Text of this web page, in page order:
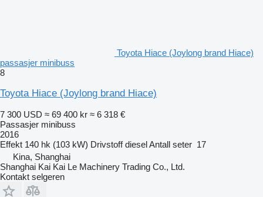
Toyota Hiace (Joylong brand Hiace)
passasjer minibuss
8
Toyota Hiace (Joylong brand Hiace)
7 300 USD ≈ 69 400 kr ≈ 6 318 €
Passasjer minibuss
2016
Effekt 140 hk (103 kW) Drivstoff dieselAntall seter 17
Kina, Shanghai
Shanghai Kai Kai Le Machinery Trading Co., Ltd.
Kontakt selgeren